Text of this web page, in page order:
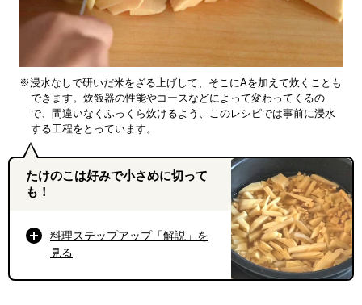
※浸水なしで研いだ米をざる上げして、そこにAを加えて炊くことも
できます。炊飯器の性能やコースなどによって変わってくるの
で、間違いなくふっくら炊けるよう、このレシピでは事前に浸水
する工程をとっています。
たけのこは好みで小さめに切って
も！
料理ステップアップ「解説」を
見る